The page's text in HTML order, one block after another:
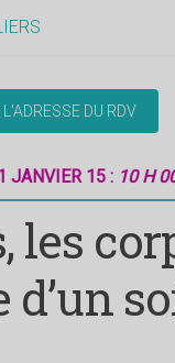
JANVIER 15 : 10 H
les
d’un